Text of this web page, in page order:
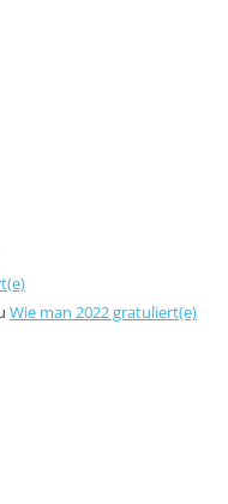
Wie man 2022 gratuliert(e)